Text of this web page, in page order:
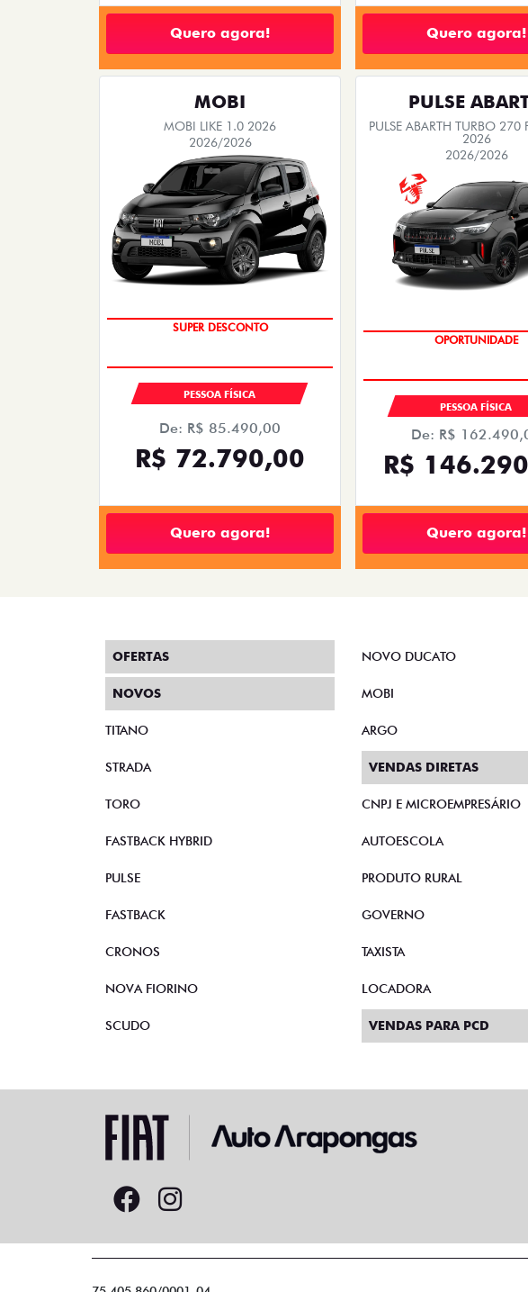
Quero agora! Quero agora!
MOBI
MOBI LIKE 1.0 2026
2026/2026
SUPER DESCONTO
PESSOA FÍSICA
De: R$ 85.490,00
R$ 72.790,00
Quero agora!
PULSE
PULSE ABARTH TURBO 270
2026
2026/2026
OPORTUNIDADE
PESSOA FÍSICA
De: R$
R$
Quero agora!
OFERTAS
NOVOS
TITANO
STRADA
TORO
FASTBACK HYBRID
PULSE
FASTBACK
CRONOS
NOVA FIORINO
SCUDO
NOVO DUCATO
MOBI
ARGO
VENDAS DIRETAS
CNPJ E MICROEMPRESÁRIO
AUTOESCOLA
PRODUTO RURAL
GOVERNO
TAXISTA
LOCADORA
VENDAS PARA PCD